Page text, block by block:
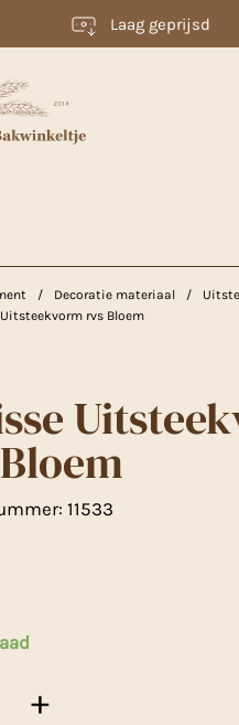
Laag geprijsd
/ Decoratie materiaal /
rvs Bloem
11533
+